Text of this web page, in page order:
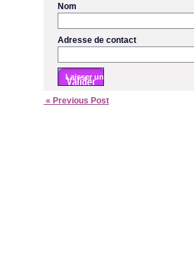
Nom
Adresse de contact
« Previous Post